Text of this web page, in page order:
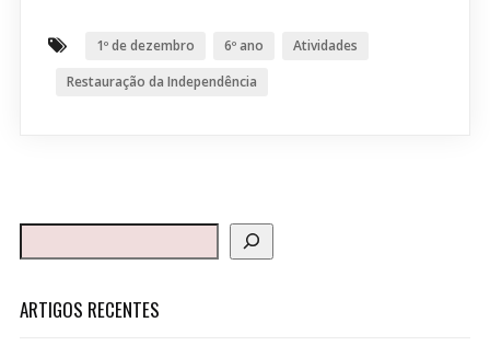
1º de dezembro 6º ano
Atividades
Restauração da Independência
ARTIGOS RECENTES